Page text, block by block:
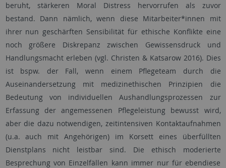
beruht, stärkeren Moral Distress hervorrufen als zuvor
bestand. Dann nämlich, wenn diese Mitarbeiter*innen mit
ihrer nun geschärften Sensibilität für ethische Konflikte eine
noch größere Diskrepanz zwischen Gewissensdruck und
Handlungsmacht erleben (vgl. Christen & Katsarow 2016). Dies
ist bspw. der Fall, wenn einem Pflegeteam durch die
Auseinandersetzung mit medizinethischen Prinzipien die
Bedeutung von individuellen Aushandlungsprozessen zur
Erfassung der angemessenen Pflegeleistung bewusst wird,
aber die dazu notwendigen, zeitintensiven Kontaktaufnahmen
(u.a. auch mit Angehörigen) im Korsett eines überfüllten
Dienstplans nicht leistbar sind. Die ethisch moderierte
Besprechung von Einzelfällen kann immer nur für ebendiese